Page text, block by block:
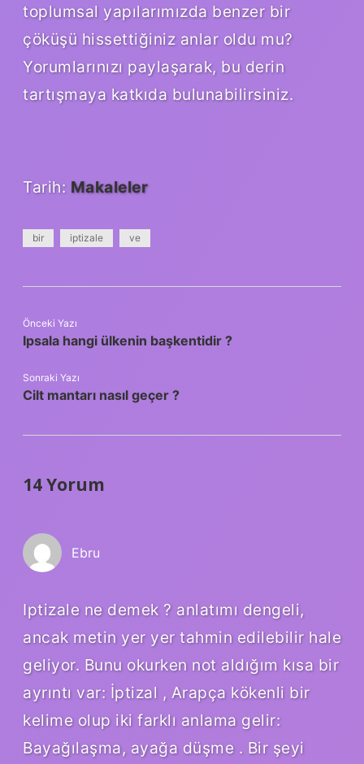
toplumsal yapılarımızda benzer bir
çöküşü hissettiğiniz anlar oldu mu?
Yorumlarınızı paylaşarak, bu derin
tartışmaya katkıda bulunabilirsiniz.
Tarih: Makaleler
bir iptizale ve
Önceki Yazı
Ipsala hangi ülkenin başkentidir ?
Sonraki Yazı
Cilt mantarı nasıl geçer ?
14 Yorum
Ebru
Iptizale ne demek ? anlatımı dengeli,
ancak metin yer yer tahmin edilebilir hale
geliyor. Bunu okurken not aldığım kısa bir
ayrıntı var: İptizal , Arapça kökenli bir
kelime olup iki farklı anlama gelir:
Bayağılaşma, ayağa düşme . Bir şeyi